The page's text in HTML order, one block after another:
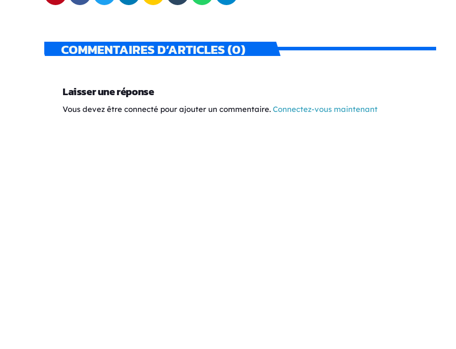
COMMENTAIRES D’ARTICLES (0)
Laisser une réponse
Vous devez être connecté pour ajouter un commentaire. Connectez-vous maintenant